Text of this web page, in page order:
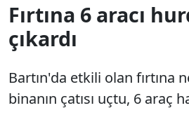
Fırtına 6 aracı
çıkardı
Bartın'da etkili olan fırtına
binanın çatısı uçtu, 6 araç